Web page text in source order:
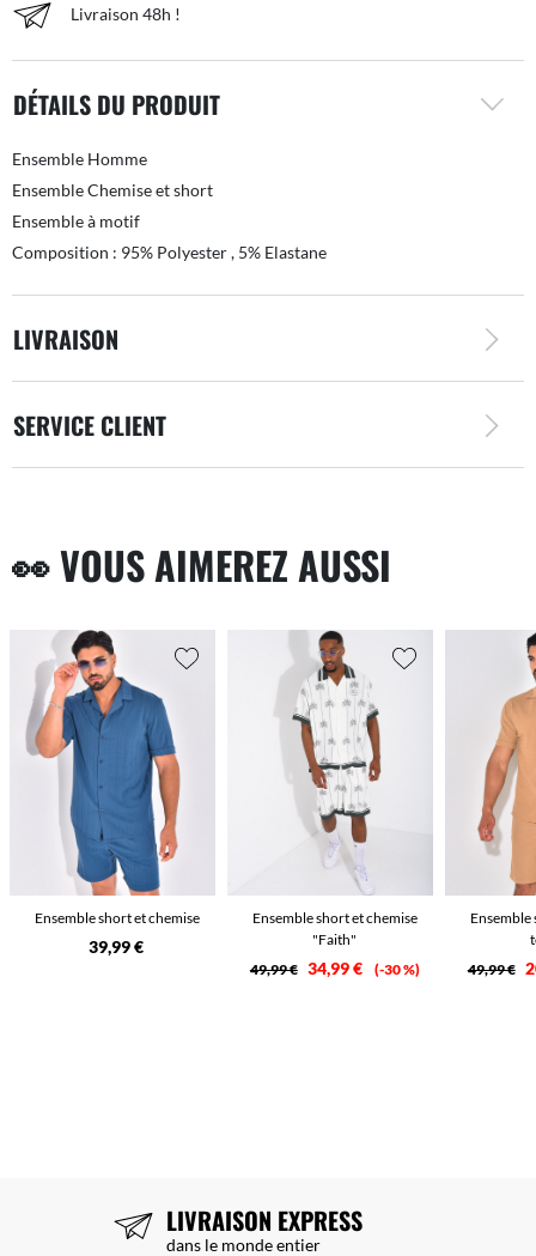
Livraison 48h !
DÉTAILS DU PRODUIT
Ensemble Homme
Ensemble Chemise et short
Ensemble à motif
Composition : 95% Polyester , 5% Elastane
LIVRAISON
SERVICE CLIENT
👀 VOUS AIMEREZ AUSSI
Ensemble short et chemise
39,99 €
Ensemble short et chemise
"Faith"
49,99 € 34,99 € -30 %
Ensemble
49,99 €
LIVRAISON EXPRESS
dans le monde entier